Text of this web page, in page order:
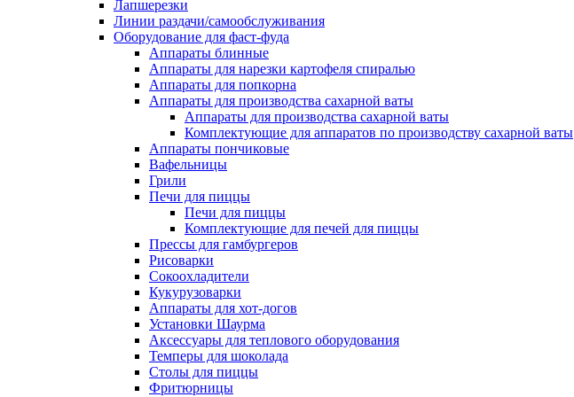
Лапшерезки
Линии раздачи/самообслуживания
Оборудование для фаст-фуда
Аппараты блинные
Аппараты для нарезки картофеля спиралью
Аппараты для попкорна
Аппараты для производства сахарной ваты
Аппараты для производства сахарной ваты
Комплектующие для аппаратов по производству сахарной ваты
Аппараты пончиковые
Вафельницы
Грили
Печи для пиццы
Печи для пиццы
Комплектующие для печей для пиццы
Прессы для гамбургеров
Рисоварки
Сокоохладители
Кукурузоварки
Аппараты для хот-догов
Установки Шаурма
Аксессуары для теплового оборудования
Темперы для шоколада
Столы для пиццы
Фритюрницы